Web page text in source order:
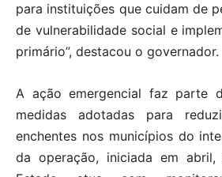
para instituições que cuidam de
de vulnerabilidade social e
primário”, destacou o governador.
A ação emergencial faz parte
medidas adotadas para
enchentes nos municípios do
da operação, iniciada em